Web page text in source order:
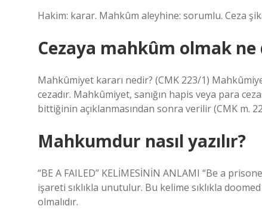
Hakim: karar. Mahkûm aleyhine: sorumlu. Ceza
Cezaya mahkûm olmak ne
Mahkûmiyet kararı nedir? (CMK 223/1)
cezadır. Mahkûmiyet, sanığın hapis veya para
bittiğinin açıklanmasından sonra verilir (CMK m.
Mahkumdur nasıl yazılır?
“BE A FAILED” KELİMESİNİN ANLAMI “Be a
işareti sıklıkla unutulur. Bu kelime sıklıkla
olmalıdır.